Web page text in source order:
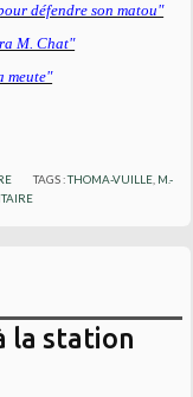
défendre son matou"
M. Chat"
meute"
TAGS :THOMA-VUILLE M.-
la station